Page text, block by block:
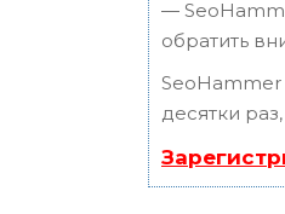
—
обратить
десятки